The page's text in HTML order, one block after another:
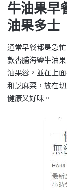
牛油果早
油果多士
通常早餐都是急
款杏脯海鹽牛油
油果蓉，並在上
和芝麻菜，放在
健康又好味。